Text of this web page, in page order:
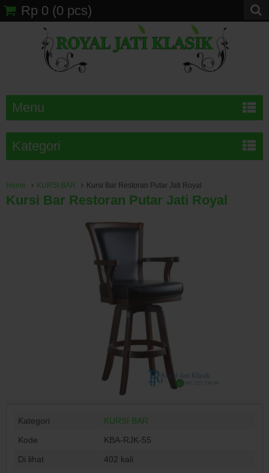
Rp 0 (0 pcs)
Menu
Kategori
Home KURSI BAR Kursi Bar Restoran Putar Jati Royal
Kursi Bar Restoran Putar Jati Royal
Kategori
KURSI BAR
Kode
KBA-RJK-55
Di lihat
402 kali